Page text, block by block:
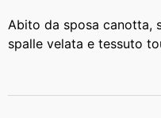
Abito da sposa canotta,
spalle velata e tessuto